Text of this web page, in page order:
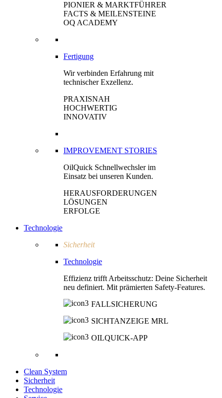
PIONIER & MARKTFÜHRER
FACTS & MEILENSTEINE
OQ ACADEMY
Fertigung
Wir verbinden Erfahrung mit
technischer Exzellenz.
PRAXISNAH
HOCHWERTIG
INNOVATIV
IMPROVEMENT STORIES
OilQuick Schnellwechsler im
Einsatz bei unseren Kunden.
HERAUSFORDERUNGEN
LÖSUNGEN
ERFOLGE
Technologie
Sicherheit
Technologie
Effizienz trifft Arbeitsschutz: Deine Sicherheit
neu definiert. Mit prämierten Safety-Features.
FALLSICHERUNG
SICHTANZEIGE MRL
OILQUICK-APP
Clean System
Sicherheit
Technologie